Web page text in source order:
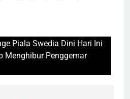
Piala Swedia Dini Hari Ini
Menghibur Penggemar